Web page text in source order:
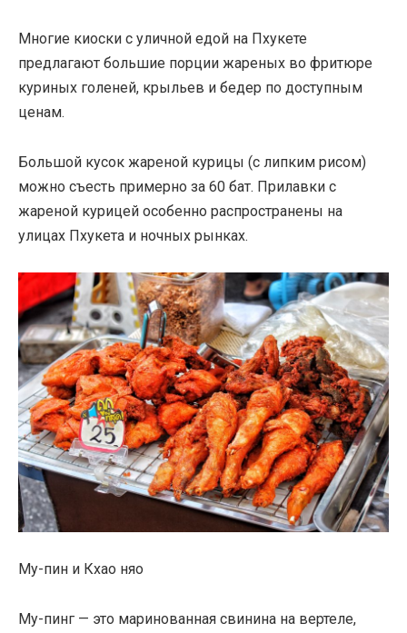
Многие киоски с уличной едой на Пхукете
предлагают большие порции жареных во фритюре
куриных голеней, крыльев и бедер по доступным
ценам.
Большой кусок жареной курицы (с липким рисом)
можно съесть примерно за 60 бат. Прилавки с
жареной курицей особенно распространены на
улицах Пхукета и ночных рынках.
Му-пин и Кхао няо
Му-пинг — это маринованная свинина на вертеле,